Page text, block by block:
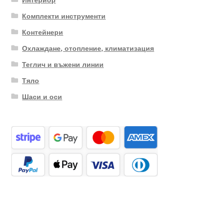
Комплекти инструменти
Контейнери
Охлаждане, отопление, климатизация
Теглич и въжени линии
Тяло
Шаси и оси